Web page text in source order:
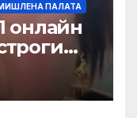
ПАЛАТА
онлайн
на